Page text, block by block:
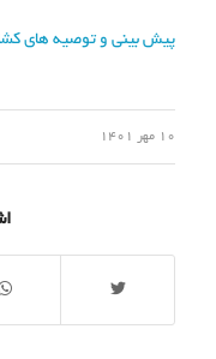
پیش بینی و توصیه های
10 مهر 1401